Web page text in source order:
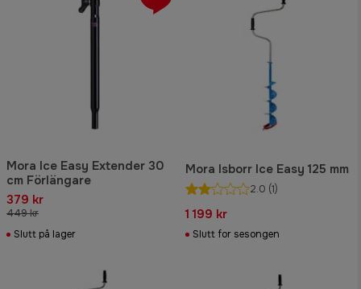
Mora Ice Easy Extender 30
cm Förlängare
379 kr
449 kr
Slutt på lager
Mora Isborr Ice Easy 125 mm
2.0 (1)
1 199 kr
Slutt for sesongen